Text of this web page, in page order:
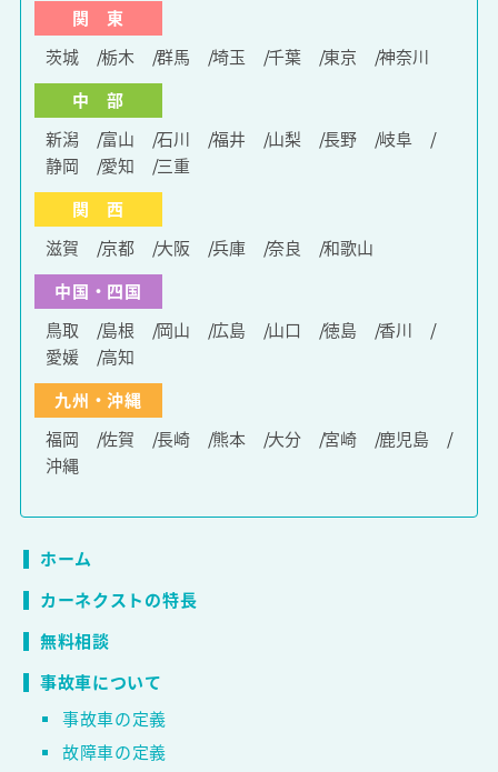
関 東
茨城
栃木 群馬 埼玉 千葉 東京
神奈川
中 部
新潟
富山 石川 福井 山梨 長野
岐阜
静岡
愛知
三重
関 西
滋賀
京都 大阪 兵庫 奈良
和歌山
中国・四国
鳥取
島根 岡山 広島 山口 徳島
香川
愛媛
高知
九州・沖縄
福岡
佐賀 長崎 熊本 大分 宮崎
鹿児島
沖縄
ホーム
カーネクストの特長
無料相談
事故車について
事故車の定義
故障車の定義